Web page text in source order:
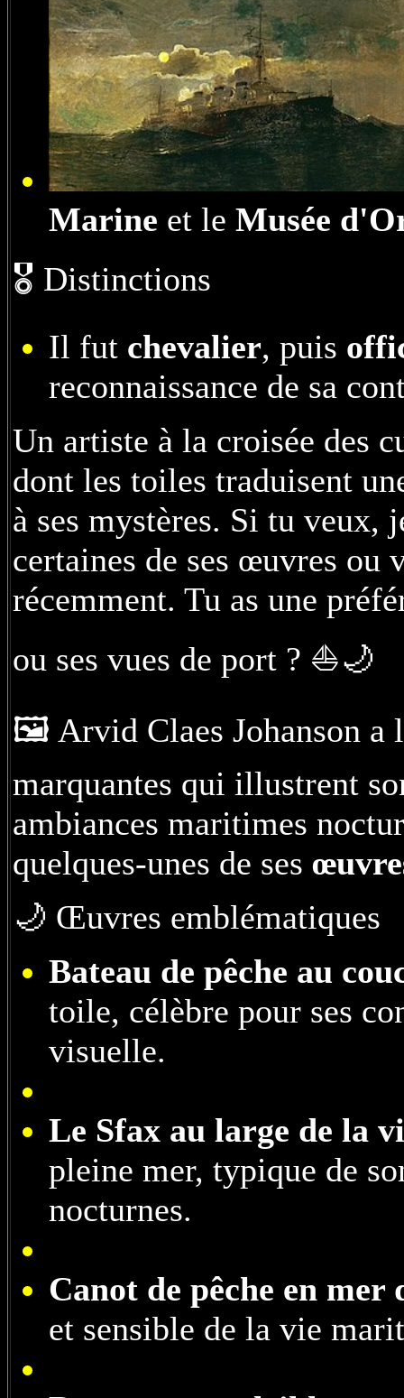
Marine et le Musée
🎖️ Distinctions
Il fut chevalier, puis
reconnaissance de sa
Un artiste à la croisée des
dont les toiles traduisent
à ses mystères. Si tu veux,
certaines de ses œuvres ou
récemment. Tu as une
ou ses vues de port ? ⛵🌙
🖼️ Arvid Claes Johanson a
marquantes qui illustrent
ambiances maritimes
quelques-unes de ses
🌙 Œuvres emblématiques
Bateau de pêche au
toile, célèbre pour ses
visuelle.
Le Sfax au large de la
pleine mer, typique de
nocturnes.
Canot de pêche en
et sensible de la vie